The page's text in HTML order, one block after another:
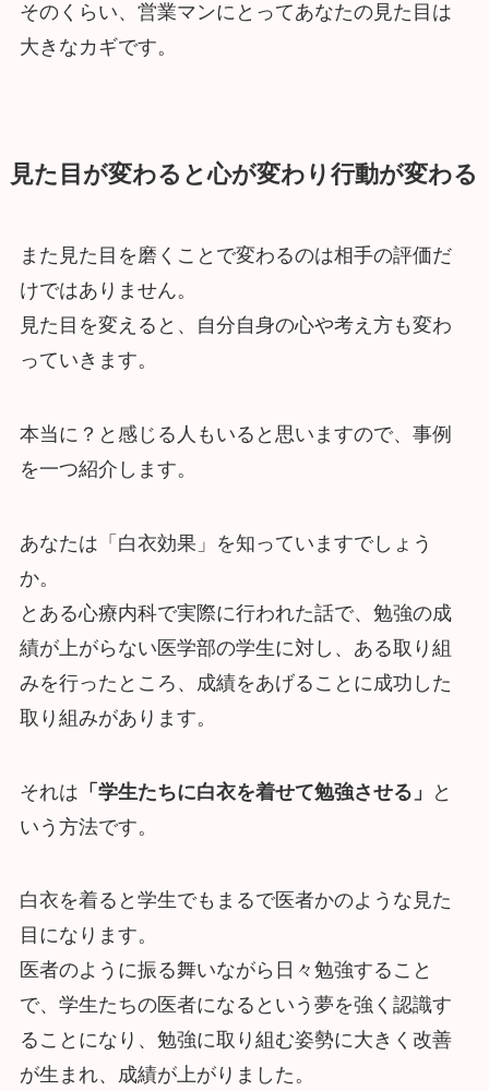
そのくらい、営業マンにとってあなたの見た目は
大きなカギです。
見た目が変わると心が変わり行動が変わる
また見た目を磨くことで変わるのは相手の評価だ
けではありません。
見た目を変えると、自分自身の心や考え方も変わ
っていきます。
本当に？と感じる人もいると思いますので、事例
を一つ紹介します。
あなたは「白衣効果」を知っていますでしょう
か。
とある心療内科で実際に行われた話で、勉強の成
績が上がらない医学部の学生に対し、ある取り組
みを行ったところ、成績をあげることに成功した
取り組みがあります。
それは 「学生たちに白衣を着せて勉強させる」
と
いう方法です。
白衣を着ると学生でもまるで医者かのような見た
目になります。
医者のように振る舞いながら日々勉強すること
で、学生たちの医者になるという夢を強く認識す
ることになり、勉強に取り組む姿勢に大きく改善
が生まれ、成績が上がりました。